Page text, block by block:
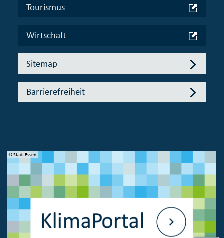
Tourismus
Wirtschaft
Sitemap
Barrierefreiheit
© Stadt Essen